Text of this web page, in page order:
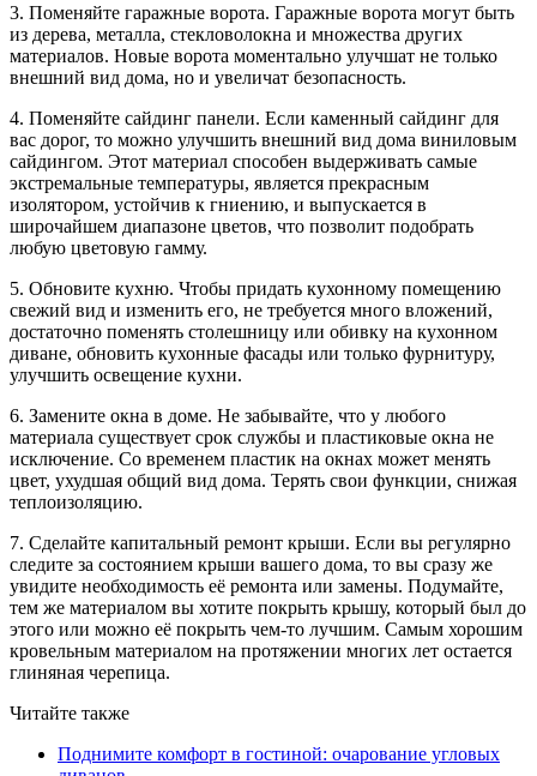
3. Поменяйте гаражные ворота. Гаражные ворота могут быть
из дерева, металла, стекловолокна и множества других
материалов. Новые ворота моментально улучшат не только
внешний вид дома, но и увеличат безопасность.
4. Поменяйте сайдинг панели. Если каменный сайдинг для
вас дорог, то можно улучшить внешний вид дома виниловым
сайдингом. Этот материал способен выдерживать самые
экстремальные температуры, является прекрасным
изолятором, устойчив к гниению, и выпускается в
широчайшем диапазоне цветов, что позволит подобрать
любую цветовую гамму.
5. Обновите кухню. Чтобы придать кухонному помещению
свежий вид и изменить его, не требуется много вложений,
достаточно поменять столешницу или обивку на кухонном
диване, обновить кухонные фасады или только фурнитуру,
улучшить освещение кухни.
6. Замените окна в доме. Не забывайте, что у любого
материала существует срок службы и пластиковые окна не
исключение. Со временем пластик на окнах может менять
цвет, ухудшая общий вид дома. Терять свои функции, снижая
теплоизоляцию.
7. Сделайте капитальный ремонт крыши. Если вы регулярно
следите за состоянием крыши вашего дома, то вы сразу же
увидите необходимость её ремонта или замены. Подумайте,
тем же материалом вы хотите покрыть крышу, который был до
этого или можно её покрыть чем-то лучшим. Самым хорошим
кровельным материалом на протяжении многих лет остается
глиняная черепица.
Читайте также
Поднимите комфорт в гостиной: очарование угловых